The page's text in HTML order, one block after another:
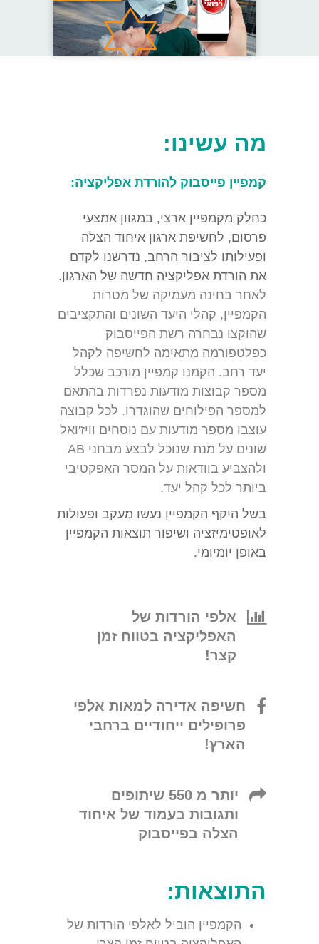
מה עשינו:
קמפיין פייסבוק להורדת אפליקציה:
כחלק מקמפיין ארצי, במגוון אמצעי
פרסום, לחשיפת ארגון איחוד הצלה
ופעילותו לציבור הרחב, נדרשנו לקדם
את הורדת אפליקציה חדשה של הארגון.
לאחר בחינה מעמיקה של מטרות
הקמפיין, קהלי היעד השונים והתקציבים
שהוקצו נבחרה רשת הפייסבוק
כפלטפורמה מתאימה לחשיפה לקהל
יעד רחב. הקמנו קמפיין מורכב שכלל
מספר קבוצות מודעות נפרדות בהתאם
למספר הפילוחים שהוגדרו. לכל קבוצה
עוצבו מספר מודעות עם נוסחים וויז'ואל
שונים על מנת שנוכל לבצע מבחני AB
ולהצביע בוודאות על המסר האפקטיבי
ביותר לכל קהל יעד.
בשל היקף הקמפיין נעשו מעקב ופעולות
לאופטימיזציה ושיפור תוצאות הקמפיין
באופן יומיומי.
אלפי הורדות של
האפליקציה בטווח זמן
קצר!
חשיפה אדירה למאות אלפי
פרופילים ייחודיים ברחבי
הארץ!
יותר מ 550 שיתופים
ותגובות בעמוד של איחוד
הצלה בפייסבוק
התוצאות:
הקמפיין הוביל לאלפי הורדות של